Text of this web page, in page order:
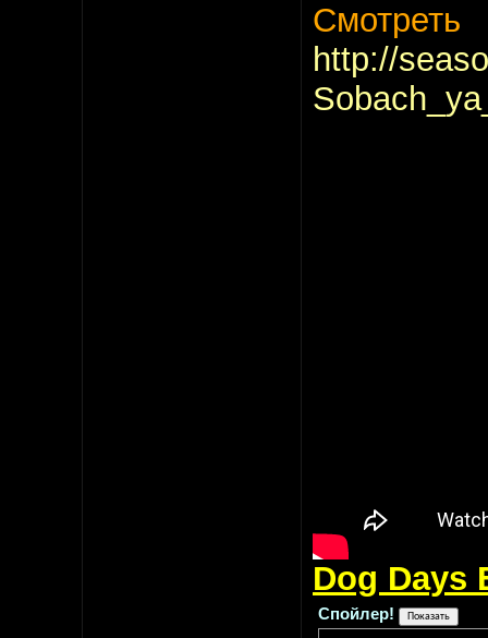
Смотреть
http://
Dog Days
Спойлер!